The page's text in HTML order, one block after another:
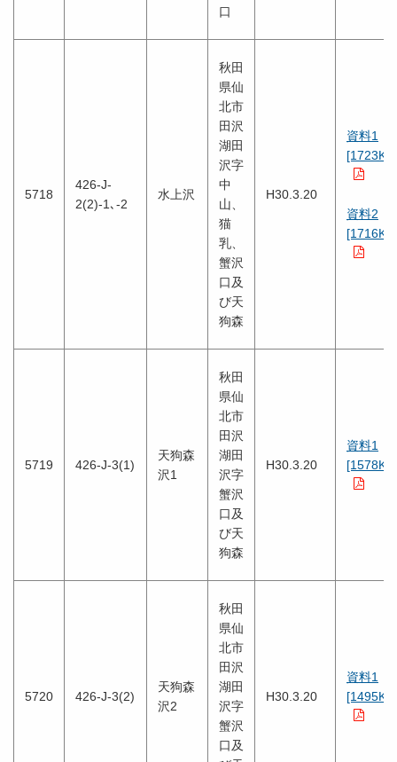
口
5718
426-J-
2(2)-1､-2
水上沢
秋田
県仙
北市
田沢
湖田
沢字
中
山、
猫
乳、
蟹沢
口及
び天
狗森
H30.3.20
資料1
[1723KB]
資料2
[1716KB]
5719 426-J-3(1)
天狗森
沢1
秋田
県仙
北市
田沢
湖田
沢字
蟹沢
口及
び天
狗森
H30.3.20
資料1
[1578KB]
5720 426-J-3(2)
天狗森
沢2
秋田
県仙
北市
田沢
湖田
沢字
蟹沢
口及
H30.3.20
資料1
[1495KB]